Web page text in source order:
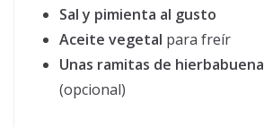
Sal y pimienta al gusto
Aceite vegetal para freír
Unas ramitas de hierbabuena
(opcional)